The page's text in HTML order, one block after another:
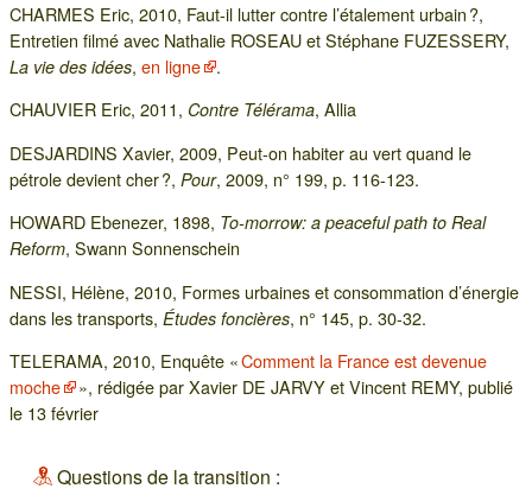
CHARMES Eric, 2010, Faut-il lutter contre l’étalement urbain ?,
Entretien filmé avec Nathalie ROSEAU et Stéphane FUZESSERY,
La vie des idées, en ligne
.
CHAUVIER Eric, 2011, Contre Télérama, Allia
DESJARDINS Xavier, 2009, Peut-on habiter au vert quand le
pétrole devient cher ?, Pour, 2009, n° 199, p. 116-123.
HOWARD Ebenezer, 1898, To-morrow: a peaceful path to Real
Reform, Swann Sonnenschein
NESSI, Hélène, 2010, Formes urbaines et consommation d’énergie
dans les transports, Études foncières, n° 145, p. 30-32.
TELERAMA, 2010, Enquête «Comment la France est devenue
moche
», rédigée par Xavier DE JARVY et Vincent REMY, publié
le 13 février
Questions de la transition :